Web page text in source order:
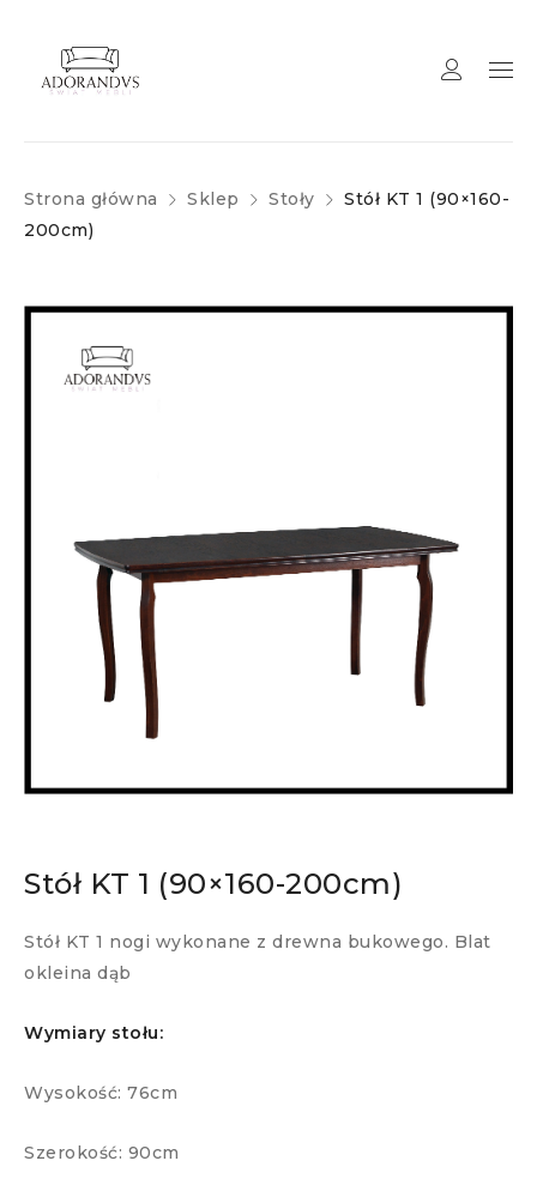
Strona główna Sklep Stoły
Stół KT 1 (90×160-
200cm)
Stół KT 1 (90×160-200cm)
Stół KT 1 nogi wykonane z drewna bukowego. Blat
okleina dąb
Wymiary stołu:
Wysokość: 76cm
Szerokość: 90cm